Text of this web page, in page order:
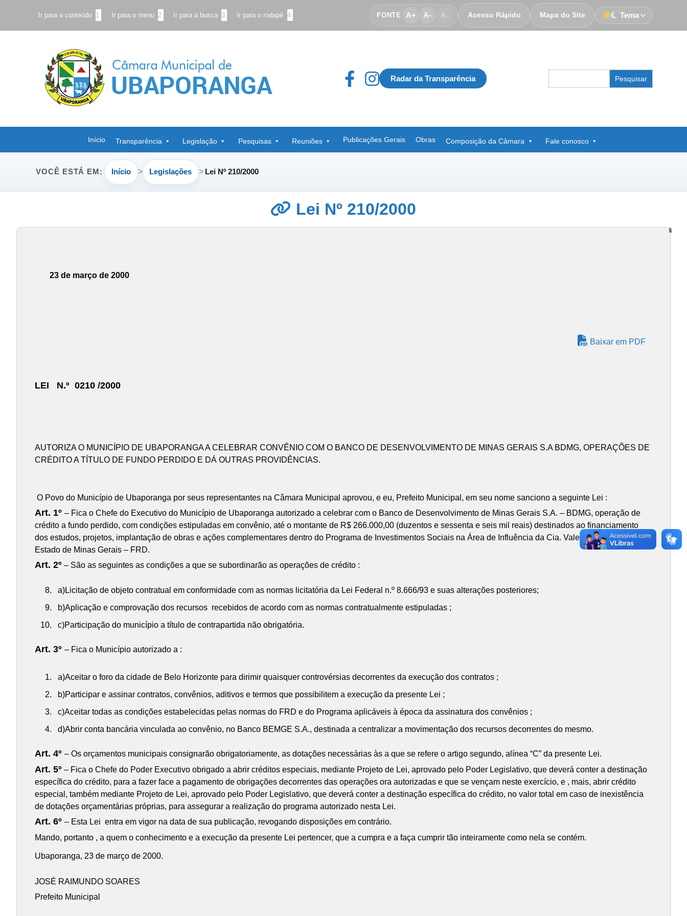
Ir para o conteúdo 1 Ir para o menu 2 Ir para a busca 3 Ir para o rodapé 4 FONTE A+ A- A Acesso Rápido Mapa do Site Tema
Radar da Transparência
for:
Início Transparência Legislação Pesquisas Reuniões Publicações Gerais Obras Composição da Câmara Fale conosco
VOCÊ ESTÁ EM: Início Legislações Lei Nº 210/2000
Lei Nº 210/2000
23 de março de 2000
Baixar em PDF
LEI N.º 0210 /2000
AUTORIZA O MUNICÍPIO DE UBAPORANGA A CELEBRAR CONVÊNIO COM O BANCO DE DESENVOLVIMENTO DE MINAS GERAIS S.A BDMG, OPERAÇÕES DE
CRÉDITO A TÍTULO DE FUNDO PERDIDO E DÁ OUTRAS PROVIDÊNCIAS.
O Povo do Município de Ubaporanga por seus representantes na Câmara Municipal aprovou, e eu, Prefeito Municipal, em seu nome sanciono a seguinte Lei :
Art. 1º– Fica o Chefe do Executivo do Município de Ubaporanga autorizado a celebrar com o Banco de Desenvolvimento de Minas Gerais S.A. – BDMG, operação de
crédito a fundo perdido, com condições estipuladas em convênio, até o montante de R$ 266.000,00 (duzentos e sessenta e seis mil reais) destinados ao financiamento
dos estudos, projetos, implantação de obras e ações complementares dentro do Programa de Investimentos Sociais na Área de Influência da Cia. Vale do Rio Doce no
Estado de Minas Gerais – FRD.
Art. 2º – São as seguintes as condições a que se subordinarão as operações de crédito :
a)Licitação de objeto contratual em conformidade com as normas licitatória da Lei Federal n.º 8.666/93 e suas alterações posteriores;
b)Aplicação e comprovação dos recursos recebidos de acordo com as normas contratualmente estipuladas ;
c)Participação do município a título de contrapartida não obrigatória.
Art. 3º– Fica o Município autorizado a :
a)Aceitar o foro da cidade de Belo Horizonte para dirimir quaisquer controvérsias decorrentes da execução dos contratos ;
b)Participar e assinar contratos, convênios, aditivos e termos que possibilitem a execução da presente Lei ;
c)Aceitar todas as condições estabelecidas pelas normas do FRD e do Programa aplicáveis à época da assinatura dos convênios ;
d)Abrir conta bancária vinculada ao convênio, no Banco BEMGE S.A., destinada a centralizar a movimentação dos recursos decorrentes do mesmo.
Art. 4º– Os orçamentos municipais consignarão obrigatoriamente, as dotações necessárias às a que se refere o artigo segundo, alínea “C” da presente Lei.
Art. 5º – Fica o Chefe do Poder Executivo obrigado a abrir créditos especiais, mediante Projeto de Lei, aprovado pelo Poder Legislativo, que deverá conter a destinação
específica do crédito, para a fazer face a pagamento de obrigações decorrentes das operações ora autorizadas e que se vençam neste exercício, e , mais, abrir crédito
especial, também mediante Projeto de Lei, aprovado pelo Poder Legislativo, que deverá conter a destinação específica do crédito, no valor total em caso de inexistência
de dotações orçamentárias próprias, para assegurar a realização do programa autorizado nesta Lei.
Art. 6º– Esta Lei entra em vigor na data de sua publicação, revogando disposições em contrário.
Mando, portanto , a quem o conhecimento e a execução da presente Lei pertencer, que a cumpra e a faça cumprir tão inteiramente como nela se contém.
Ubaporanga, 23 de março de 2000.
JOSÉ RAIMUNDO SOARES
Prefeito Municipal